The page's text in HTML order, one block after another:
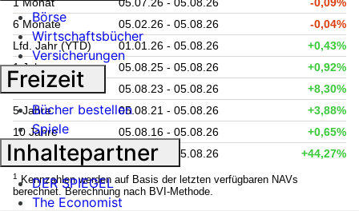
6 Monate
05.02.26 - 05.08.26
-0,04%
Lfd. Jahr (YTD)
01.01.26 - 05.08.26
+0,43%
1 Jahr
05.08.25 - 05.08.26
+0,92%
3 Jahre
05.08.23 - 05.08.26
+8,30%
5 Jahre
05.08.21 - 05.08.26
+3,88%
10 Jahre
05.08.16 - 05.08.26
+0,65%
seit Auflage
01.03.01 - 05.08.26 +44,27%
1
Kennzahlen werden auf Basis der letzten verfügbaren NAVs
berechnet. Berechnung nach BVI-Methode.
Börse
Wirtschaftsbücher
Versicherungen
Freizeit
Bücher bestellen
Spiele
Inhaltepartner
DER SPIEGEL
The Economist